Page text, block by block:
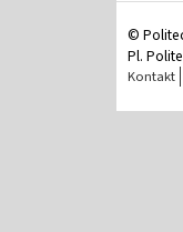
©
Pl.
Kontakt